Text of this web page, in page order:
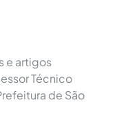
e artigos
Técnico
de São